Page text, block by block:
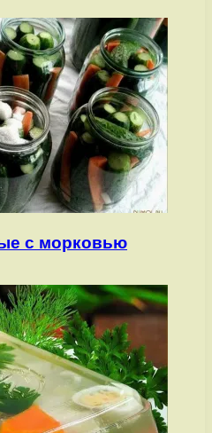
с морковью